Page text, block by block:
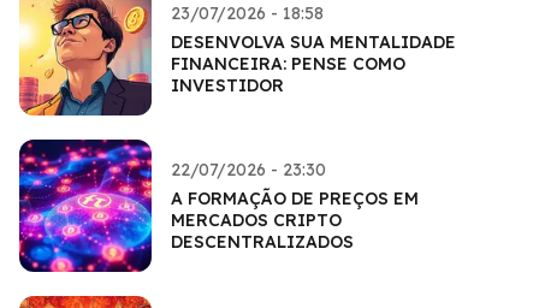
23/07/2026 - 18:58
DESENVOLVA SUA MENTALIDADE
FINANCEIRA: PENSE COMO
INVESTIDOR
22/07/2026 - 23:30
A FORMAÇÃO DE PREÇOS EM
MERCADOS CRIPTO
DESCENTRALIZADOS